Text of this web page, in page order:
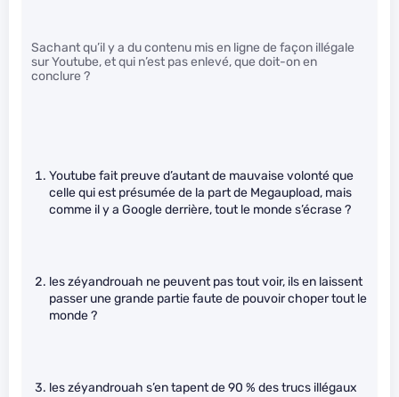
Sachant qu’il y a du contenu mis en ligne de façon illégale
sur Youtube, et qui n’est pas enlevé, que doit-on en
conclure ?
Youtube fait preuve d’autant de mauvaise volonté que
celle qui est présumée de la part de Megaupload, mais
comme il y a Google derrière, tout le monde s’écrase ?
les zéyandrouah ne peuvent pas tout voir, ils en laissent
passer une grande partie faute de pouvoir choper tout le
monde ?
les zéyandrouah s’en tapent de 90 % des trucs illégaux